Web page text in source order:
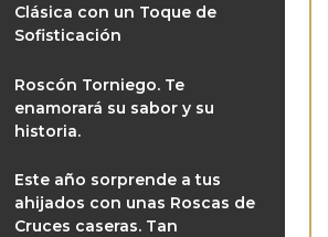
Clásica con un Toque de
Sofisticación
Roscón Torniego. Te
enamorará su sabor y su
historia.
Este año sorprende a tus
ahijados con unas Roscas de
Cruces caseras. Tan